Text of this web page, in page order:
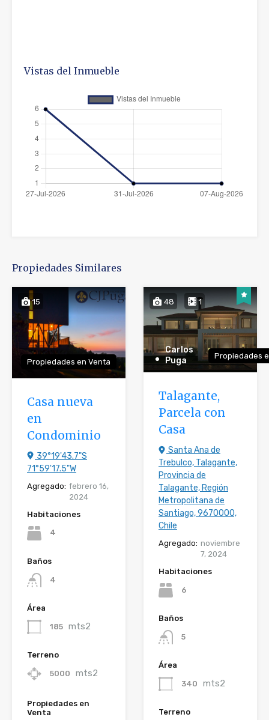
Vistas del Inmueble
Propiedades Similares
15
Propiedades en Venta
Casa nueva
en
Condominio
39°19'43.7"S
71°59'17.5"W
Agregado: febrero 16,
2024
Habitaciones
4
Baños
4
Área
185 mts2
Terreno
5000 mts2
Propiedades en
Venta
48 1
Carlos
Puga
Propiedades
Talagante,
Parcela con
Casa
Santa Ana de
Trebulco, Talagante,
Provincia de
Talagante, Región
Metropolitana de
Santiago, 9670000,
Chile
Agregado: noviembre
7, 2024
Habitaciones
6
Baños
5
Área
340 mts2
Terreno